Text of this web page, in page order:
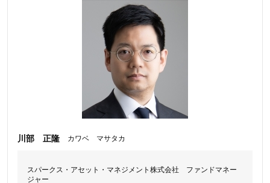
川部 正隆 カワベ マサタカ
スパークス・アセット・マネジメント株式会社 ファンドマネー
ジャー